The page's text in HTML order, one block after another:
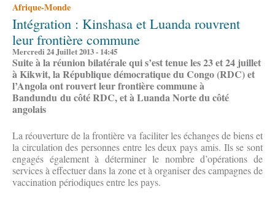
Afrique-Monde
Intégration : Kinshasa et Luanda rouvrent
leur frontière commune
Mercredi 24 Juillet 2013 - 14:45
Suite à la réunion bilatérale qui s’est tenue les 23 et 24 juillet
à Kikwit, la République démocratique du Congo (RDC) et
l’Angola ont rouvert leur frontière commune à
Bandundu du côté RDC, et à Luanda Norte du côté
angolais
La réouverture de la frontière va faciliter les échanges de biens et
la circulation des personnes entre les deux pays amis. Ils se sont
engagés également à déterminer le nombre d’opérations de
services à effectuer dans la zone et à organiser des campagnes de
vaccination périodiques entre les pays.